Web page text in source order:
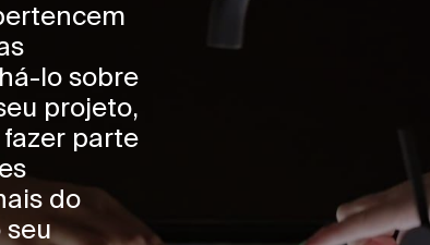
lo sobre
projeto,
parte
do
seu